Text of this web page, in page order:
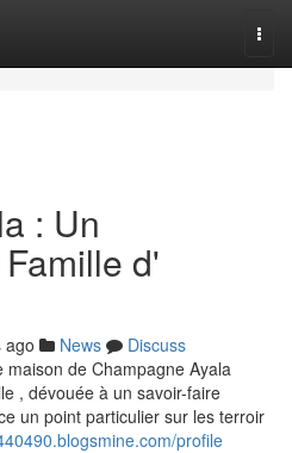
: Un
d'
ago News
Discuss
de Champagne Ayala
, dévouée à un savoir-faire
un point particulier sur les terroir
profile